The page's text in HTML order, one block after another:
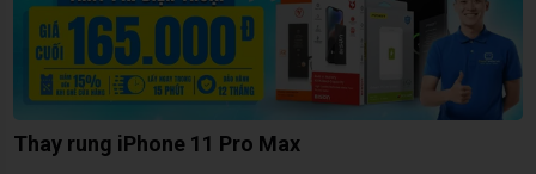
Thay rung iPhone 11 Pro Max